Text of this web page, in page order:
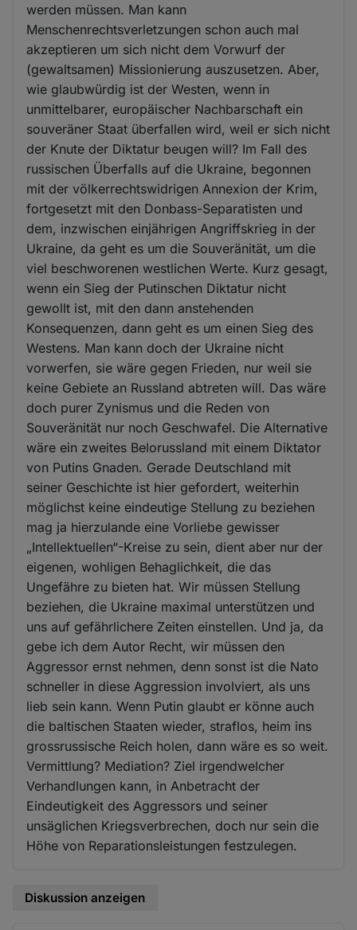
werden müssen. Man kann
Menschenrechtsverletzungen schon auch mal
akzeptieren um sich nicht dem Vorwurf der
(gewaltsamen) Missionierung auszusetzen. Aber,
wie glaubwürdig ist der Westen, wenn in
unmittelbarer, europäischer Nachbarschaft ein
souveräner Staat überfallen wird, weil er sich nicht
der Knute der Diktatur beugen will? Im Fall des
russischen Überfalls auf die Ukraine, begonnen
mit der völkerrechtswidrigen Annexion der Krim,
fortgesetzt mit den Donbass-Separatisten und
dem, inzwischen einjährigen Angriffskrieg in der
Ukraine, da geht es um die Souveränität, um die
viel beschworenen westlichen Werte. Kurz gesagt,
wenn ein Sieg der Putinschen Diktatur nicht
gewollt ist, mit den dann anstehenden
Konsequenzen, dann geht es um einen Sieg des
Westens. Man kann doch der Ukraine nicht
vorwerfen, sie wäre gegen Frieden, nur weil sie
keine Gebiete an Russland abtreten will. Das wäre
doch purer Zynismus und die Reden von
Souveränität nur noch Geschwafel. Die Alternative
wäre ein zweites Belorussland mit einem Diktator
von Putins Gnaden. Gerade Deutschland mit
seiner Geschichte ist hier gefordert, weiterhin
möglichst keine eindeutige Stellung zu beziehen
mag ja hierzulande eine Vorliebe gewisser
„Intellektuellen“-Kreise zu sein, dient aber nur der
eigenen, wohligen Behaglichkeit, die das
Ungefähre zu bieten hat. Wir müssen Stellung
beziehen, die Ukraine maximal unterstützen und
uns auf gefährlichere Zeiten einstellen. Und ja, da
gebe ich dem Autor Recht, wir müssen den
Aggressor ernst nehmen, denn sonst ist die Nato
schneller in diese Aggression involviert, als uns
lieb sein kann. Wenn Putin glaubt er könne auch
die baltischen Staaten wieder, straflos, heim ins
grossrussische Reich holen, dann wäre es so weit.
Vermittlung? Mediation? Ziel irgendwelcher
Verhandlungen kann, in Anbetracht der
Eindeutigkeit des Aggressors und seiner
unsäglichen Kriegsverbrechen, doch nur sein die
Höhe von Reparationsleistungen festzulegen.
Diskussion anzeigen